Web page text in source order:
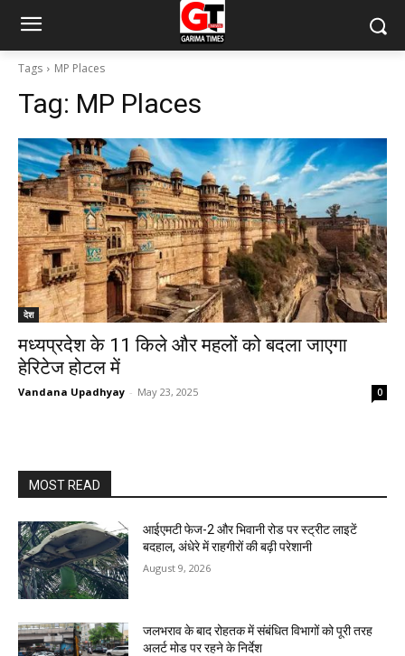
Tags MP Places
Tag: MP Places
देश
मध्यप्रदेश के 11 किले और महलों को बदला जाएगा
हेरिटेज होटल में
Vandana Upadhyay - May 23, 2025 0
MOST READ
आईएमटी फेज-2 और भिवानी रोड पर स्ट्रीट लाइटें
बदहाल, अंधेरे में राहगीरों की बढ़ी परेशानी
August 9, 2026
जलभराव के बाद रोहतक में संबंधित विभागों को पूरी तरह
अलर्ट मोड पर रहने के निर्देश